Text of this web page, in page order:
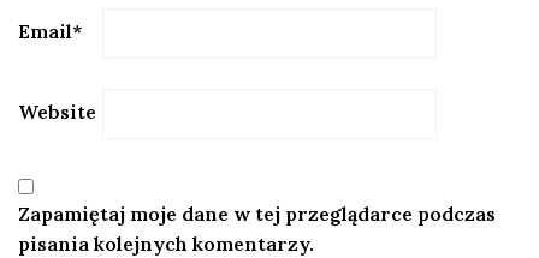
Email*
Website
Zapamiętaj moje dane w tej przeglądarce podczas
pisania kolejnych komentarzy.